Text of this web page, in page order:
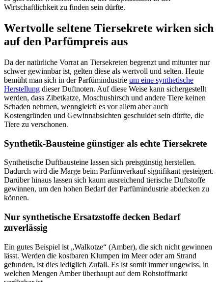
Wirtschaftlichkeit zu finden sein dürfte.
Wertvolle seltene Tiersekrete wirken sich
auf den Parfümpreis aus
Da der natürliche Vorrat an Tiersekreten begrenzt und mitunter nur
schwer gewinnbar ist, gelten diese als wertvoll und selten. Heute
bemüht man sich in der Parfümindustrie um eine synthetische
Herstellung dieser Duftnoten. Auf diese Weise kann sichergestellt
werden, dass Zibetkatze, Moschushirsch und andere Tiere keinen
Schaden nehmen, wenngleich es vor allem aber auch
Kostengründen und Gewinnabsichten geschuldet sein dürfte, die
Tiere zu verschonen.
Synthetik-Bausteine günstiger als echte Tiersekrete
Synthetische Duftbausteine lassen sich preisgünstig herstellen.
Dadurch wird die Marge beim Parfümverkauf signifikant gesteigert.
Darüber hinaus lassen sich kaum ausreichend tierische Duftstoffe
gewinnen, um den hohen Bedarf der Parfümindustrie abdecken zu
können.
Nur synthetische Ersatzstoffe decken Bedarf
zuverlässig
Ein gutes Beispiel ist „Walkotze“ (Amber), die sich nicht gewinnen
lässt. Werden die kostbaren Klumpen im Meer oder am Strand
gefunden, ist dies lediglich Zufall. Es ist somit immer ungewiss, in
welchen Mengen Amber überhaupt auf dem Rohstoffmarkt